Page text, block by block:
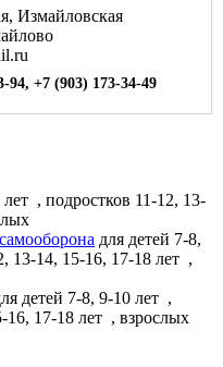
Измайловская
94, +7 (903) 173-34-49
, подростков 11-12, 13-
для детей 7-8,
13-14, 15-16, 17-18 лет ,
детей 7-8, 9-10 лет ,
16, 17-18 лет , взрослых